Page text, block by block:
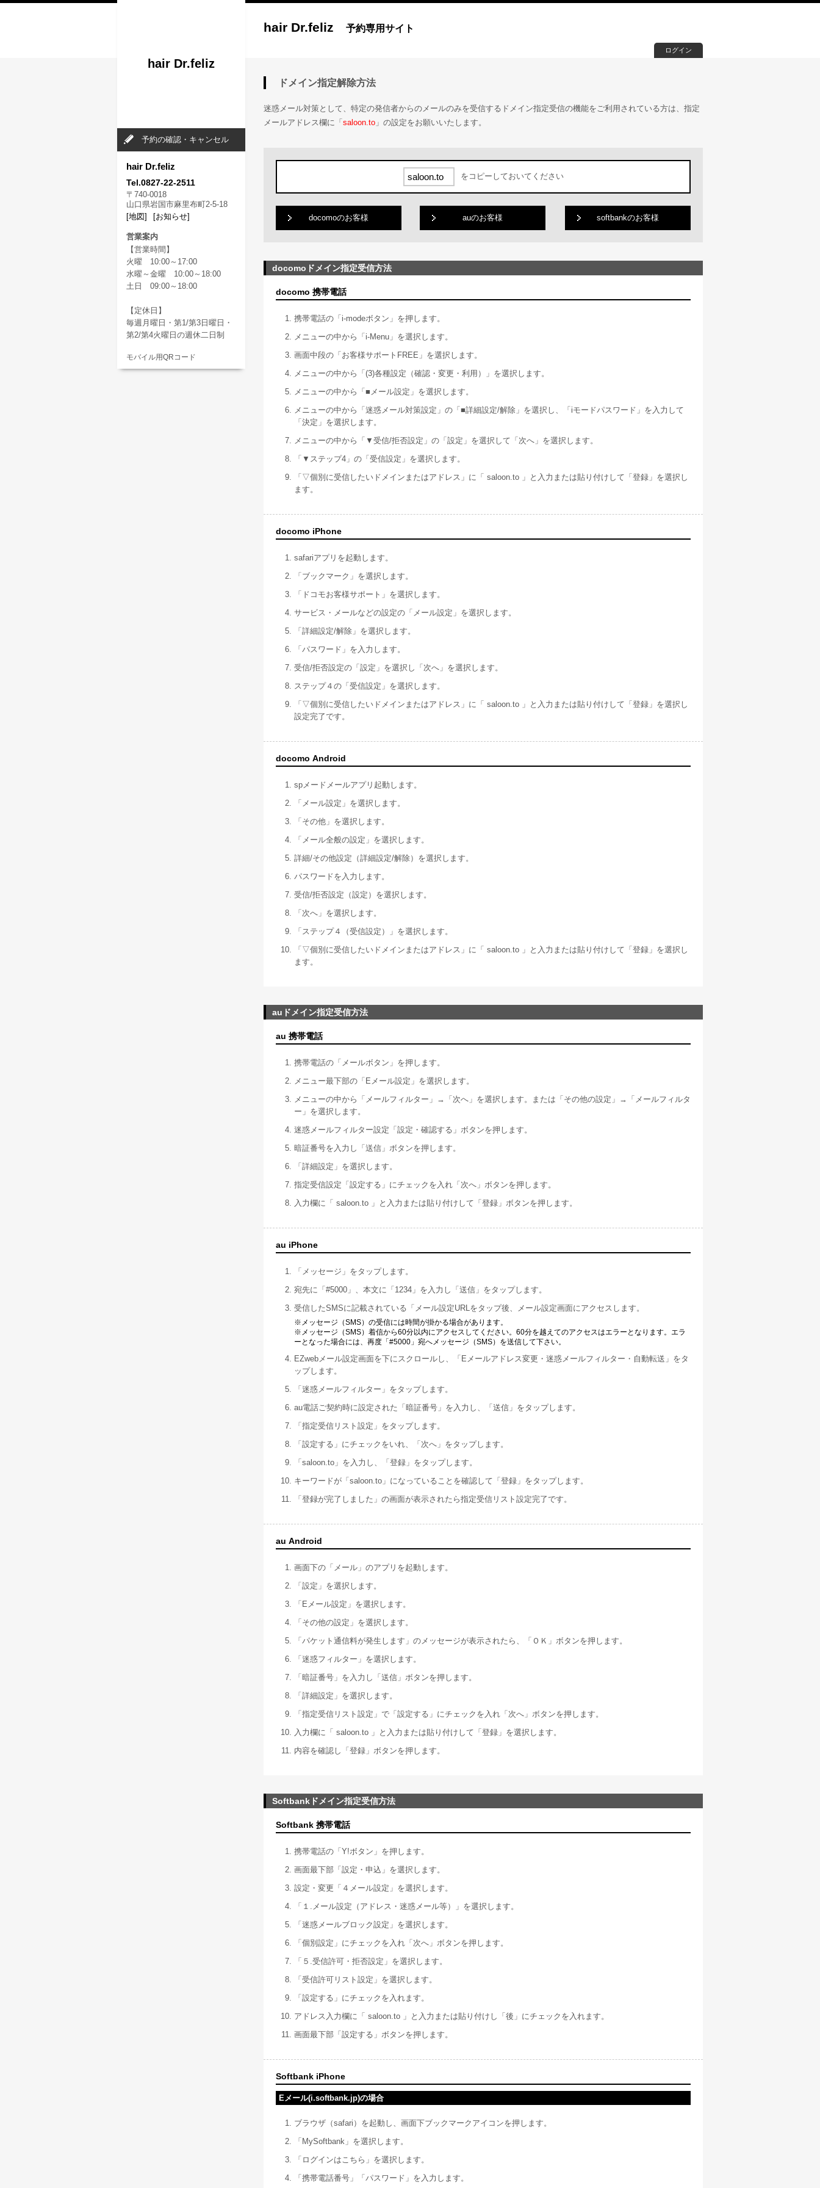
hair Dr.feliz 予約専用サイト
ログイン
ドメイン指定解除方法
迷惑メール対策として、特定の発信者からのメールのみを受信するドメイン指定受信の機能をご利用されている方は、指定
メールアドレス欄に「 saloon.to 」の設定をお願いいたします。
をコピーしておいてください
docomoのお客様 auのお客様 softbankのお客様
docomoドメイン指定受信方法
docomo 携帯電話
携帯電話の「i-modeボタン」を押します。
メニューの中から「i-Menu」を選択します。
画面中段の「お客様サポートFREE」を選択します。
メニューの中から「(3)各種設定（確認・変更・利用）」を選択します。
メニューの中から「■メール設定」を選択します。
メニューの中から「迷惑メール対策設定」の「■詳細設定/解除」を選択し、「iモードパスワード」を入力して
「決定」を選択します。
メニューの中から「▼受信/拒否設定」の「設定」を選択して「次へ」を選択します。
「▼ステップ4」の「受信設定」を選択します。
「▽個別に受信したいドメインまたはアドレス」に「 saloon.to 」と入力または貼り付けして「登録」を選択し
ます。
docomo iPhone
safariアプリを起動します。
「ブックマーク」を選択します。
「ドコモお客様サポート」を選択します。
サービス・メールなどの設定の「メール設定」を選択します。
「詳細設定/解除」を選択します。
「パスワード」を入力します。
受信/拒否設定の「設定」を選択し「次へ」を選択します。
ステップ４の「受信設定」を選択します。
「▽個別に受信したいドメインまたはアドレス」に「 saloon.to 」と入力または貼り付けして「登録」を選択し
設定完了です。
docomo Android
spメードメールアプリ起動します。
「メール設定」を選択します。
「その他」を選択します。
「メール全般の設定」を選択します。
詳細/その他設定（詳細設定/解除）を選択します。
パスワードを入力します。
受信/拒否設定（設定）を選択します。
「次へ」を選択します。
「ステップ４（受信設定）」を選択します。
「▽個別に受信したいドメインまたはアドレス」に「 saloon.to 」と入力または貼り付けして「登録」を選択し
ます。
auドメイン指定受信方法
au 携帯電話
携帯電話の「メールボタン」を押します。
メニュー最下部の「Eメール設定」を選択します。
メニューの中から「メールフィルター」→「次へ」を選択します。または「その他の設定」→「メールフィルタ
ー」を選択します。
迷惑メールフィルター設定「設定・確認する」ボタンを押します。
暗証番号を入力し「送信」ボタンを押します。
「詳細設定」を選択します。
指定受信設定「設定する」にチェックを入れ「次へ」ボタンを押します。
入力欄に「 saloon.to 」と入力または貼り付けして「登録」ボタンを押します。
au iPhone
「メッセージ」をタップします。
宛先に「#5000」、本文に「1234」を入力し「送信」をタップします。
受信したSMSに記載されている「メール設定URLをタップ後、メール設定画面にアクセスします。
※メッセージ（SMS）の受信には時間が掛かる場合があります。
※メッセージ（SMS）着信から60分以内にアクセスしてください。60分を越えてのアクセスはエラーとなります。エラ
ーとなった場合には、再度「#5000」宛へメッセージ（SMS）を送信して下さい。
EZwebメール設定画面を下にスクロールし、「Eメールアドレス変更・迷惑メールフィルター・自動転送」をタ
ップします。
「迷惑メールフィルター」をタップします。
au電話ご契約時に設定された「暗証番号」を入力し、「送信」をタップします。
「指定受信リスト設定」をタップします。
「設定する」にチェックをいれ、「次へ」をタップします。
「saloon.to」を入力し、「登録」をタップします。
キーワードが「saloon.to」になっていることを確認して「登録」をタップします。
「登録が完了しました」の画面が表示されたら指定受信リスト設定完了です。
au Android
画面下の「メール」のアプリを起動します。
「設定」を選択します。
「Eメール設定」を選択します。
「その他の設定」を選択します。
「パケット通信料が発生します」のメッセージが表示されたら、「ＯＫ」ボタンを押します。
「迷惑フィルター」を選択します。
「暗証番号」を入力し「送信」ボタンを押します。
「詳細設定」を選択します。
「指定受信リスト設定」で「設定する」にチェックを入れ「次へ」ボタンを押します。
入力欄に「 saloon.to 」と入力または貼り付けして「登録」を選択します。
内容を確認し「登録」ボタンを押します。
Softbankドメイン指定受信方法
Softbank 携帯電話
携帯電話の「Y!ボタン」を押します。
画面最下部「設定・申込」を選択します。
設定・変更「４メール設定」を選択します。
「１.メール設定（アドレス・迷惑メール等）」を選択します。
「迷惑メールブロック設定」を選択します。
「個別設定」にチェックを入れ「次へ」ボタンを押します。
「５.受信許可・拒否設定」を選択します。
「受信許可リスト設定」を選択します。
「設定する」にチェックを入れます。
アドレス入力欄に「 saloon.to 」と入力または貼り付けし「後」にチェックを入れます。
画面最下部「設定する」ボタンを押します。
Softbank iPhone
Eメール(i.softbank.jp)の場合
ブラウザ（safari）を起動し、画面下ブックマークアイコンを押します。
「MySoftbank」を選択します。
「ログインはこちら」を選択します。
「携帯電話番号」「パスワード」を入力します。
hair Dr.feliz
予約の確認・キャンセル
hair Dr.feliz
Tel.0827-22-2511
〒740-0018
山口県岩国市麻里布町2-5-18
[地図]
[お知らせ]
営業案内
【営業時間】
火曜 10:00～17:00
水曜～金曜 10:00～18:00
土日 09:00～18:00
【定休日】
毎週月曜日・第1/第3日曜日・
第2/第4火曜日の週休二日制
モバイル用QRコード